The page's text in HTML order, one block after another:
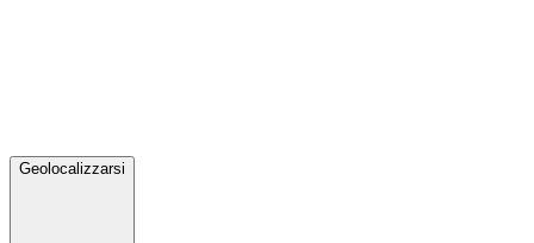
Geolocalizzarsi